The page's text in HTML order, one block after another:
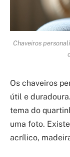
Chaveiros
Os chaveiros
útil e
tema do
uma foto.
acrílico,